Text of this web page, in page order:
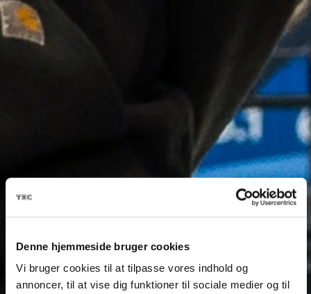
Denne hjemmeside bruger cookies
Vi bruger cookies til at tilpasse vores indhold og
annoncer, til at vise dig funktioner til sociale medier og til